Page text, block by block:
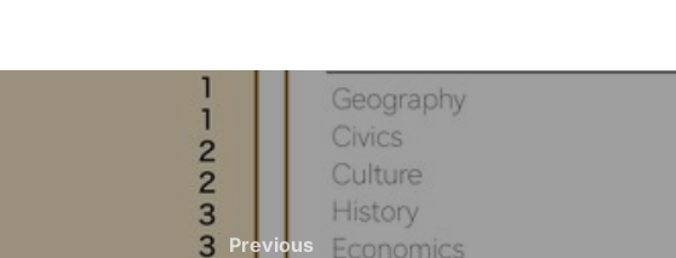
Previous
Previous